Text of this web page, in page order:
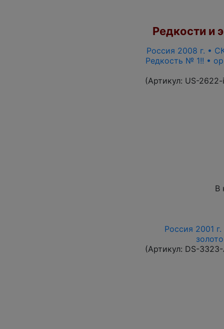
Редкости и
Россия 2008 г. •
Редкость № 1!! •
(Артикул: US-
В
Россия 2001
(Артикул: DS-